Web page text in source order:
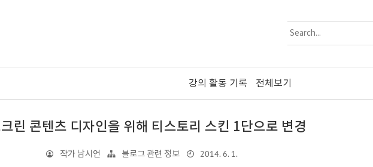
강의 활동 기록 전체보기
린 콘텐츠 디자인을 위해 티스토리 스킨 1단으로 변경
작가 남시언 블로그 관련 정보 2014. 6. 1.